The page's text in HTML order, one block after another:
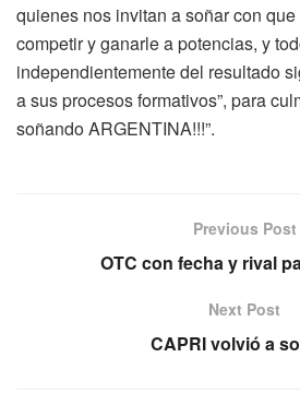
quienes nos invitan a soñar con
competir y ganarle a potencias, y
independientemente del resultado
a sus procesos formativos”, para
soñando ARGENTINA!!!”.
Previous Post
OTC con fecha y rival
Next Post
CAPRI volvió a